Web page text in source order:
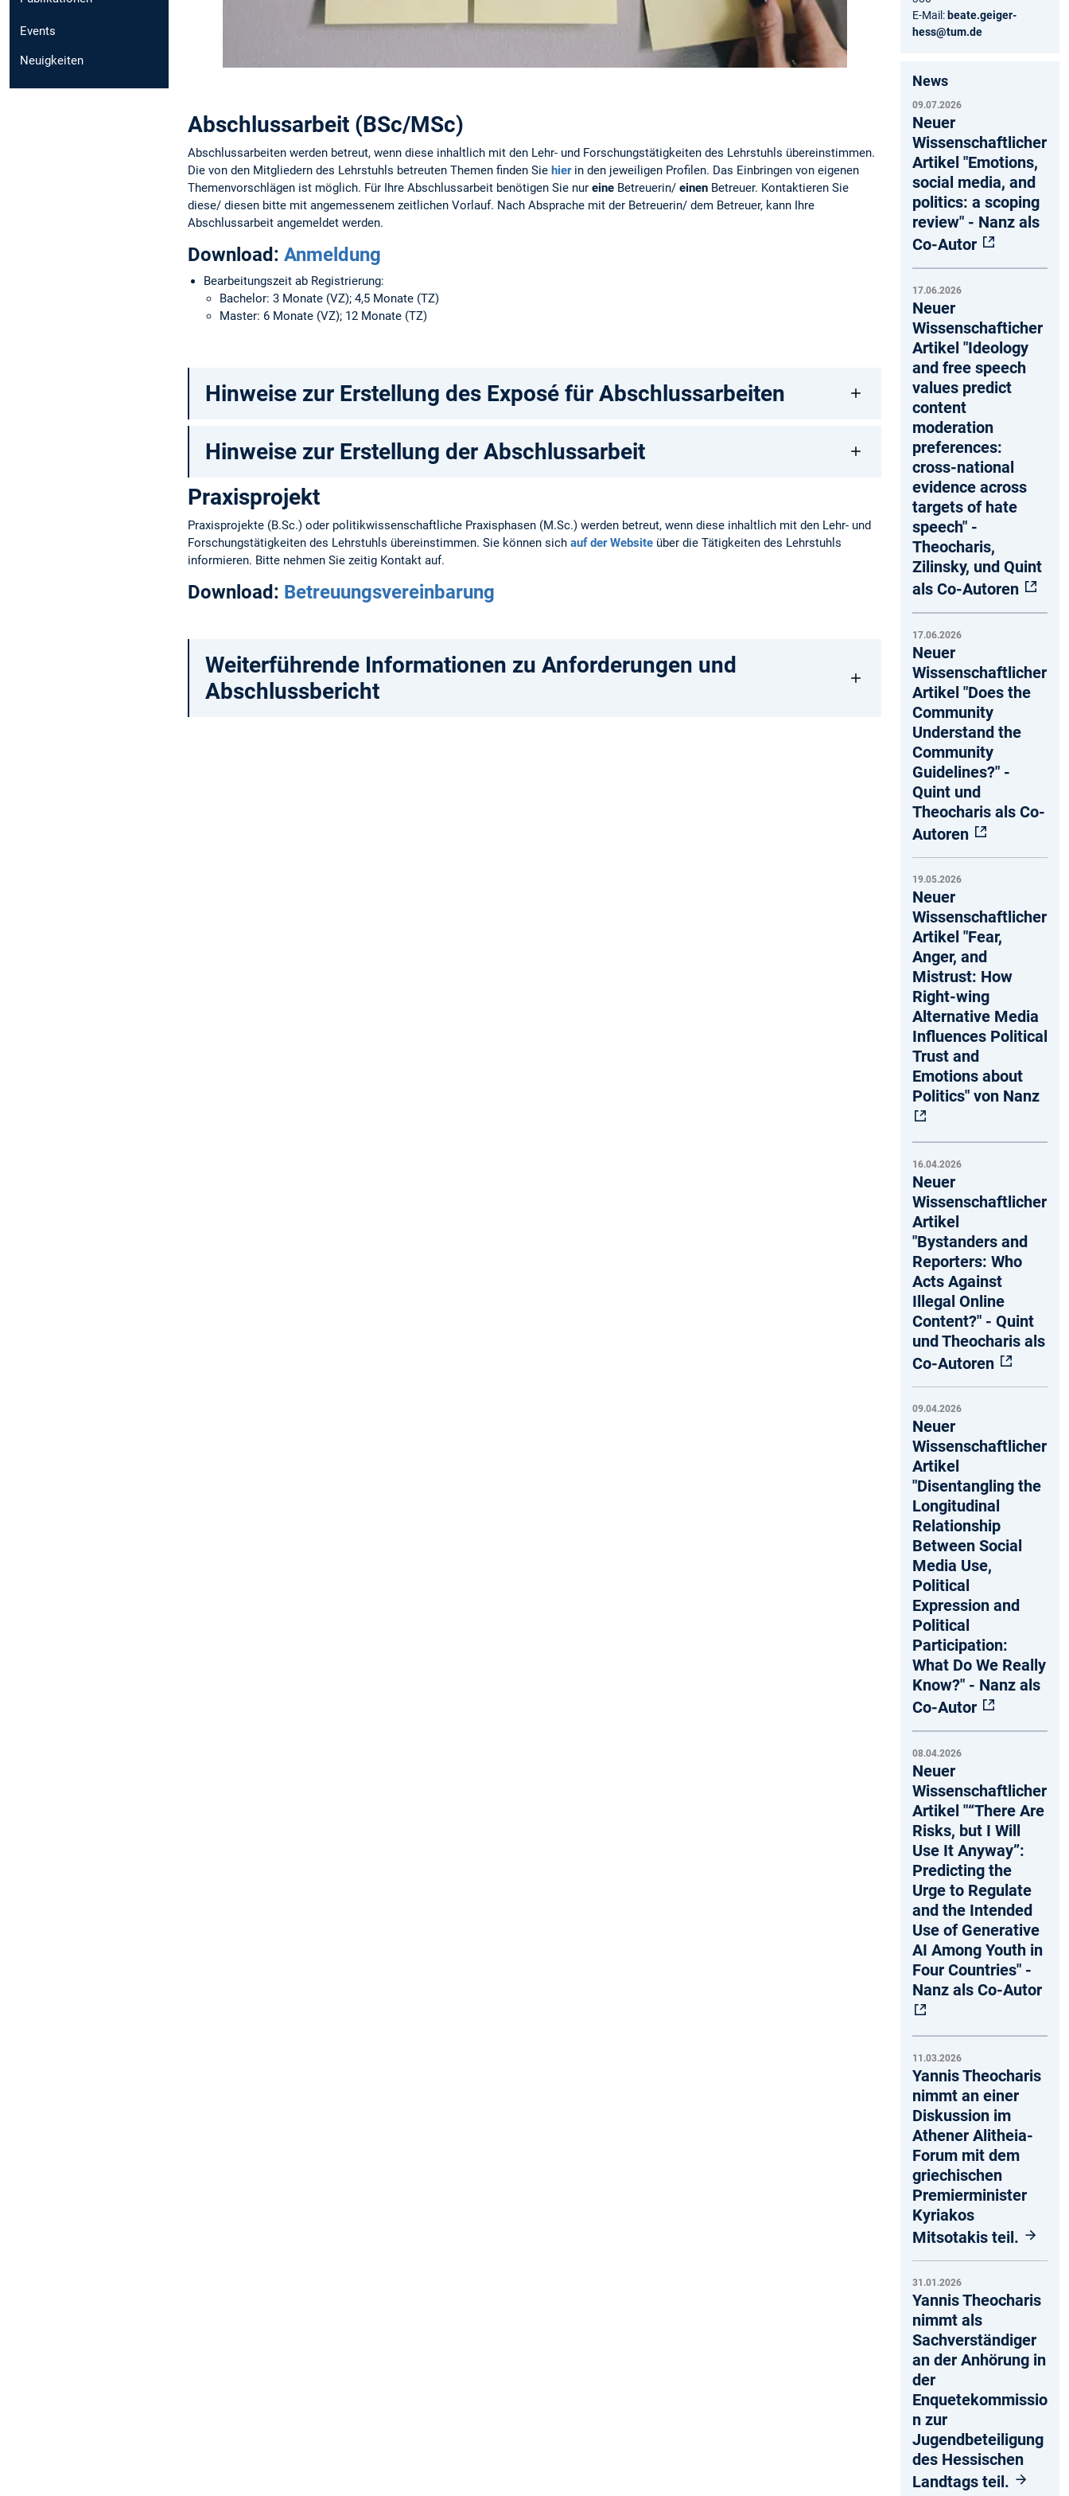
Events
Neuigkeiten
Abschlussarbeit (BSc/MSc)
Abschlussarbeiten werden betreut, wenn diese inhaltlich mit den Lehr- und Forschungstätigkeiten des Lehrstuhls übereinstimmen.
Die von den Mitgliedern des Lehrstuhls betreuten Themen finden Sie hierin den jeweiligen Profilen. Das Einbringen von eigenen
Themenvorschlägen ist möglich. Für Ihre Abschlussarbeit benötigen Sie nur eine Betreuerin/ einen Betreuer. Kontaktieren Sie
diese/ diesen bitte mit angemessenem zeitlichen Vorlauf. Nach Absprache mit der Betreuerin/ dem Betreuer, kann Ihre
Abschlussarbeit angemeldet werden.
Download: Anmeldung
Bearbeitungszeit ab Registrierung:
Bachelor: 3 Monate (VZ); 4,5 Monate (TZ)
Master: 6 Monate (VZ); 12 Monate (TZ)
Hinweise zur Erstellung des Exposé für Abschlussarbeiten
Hinweise zur Erstellung der Abschlussarbeit
Praxisprojekt
Praxisprojekte (B.Sc.) oder politikwissenschaftliche Praxisphasen (M.Sc.) werden betreut, wenn diese inhaltlich mit den Lehr- und
Forschungstätigkeiten des Lehrstuhls übereinstimmen. Sie können sich auf der Website über die Tätigkeiten des Lehrstuhls
informieren. Bitte nehmen Sie zeitig Kontakt auf.
Download: Betreuungsvereinbarung
Weiterführende Informationen zu Anforderungen und
Abschlussbericht
E-Mail: beate.geiger-
hess@tum.de
News
09.07.2026
Neuer
Wissenschaftlicher
Artikel "Emotions,
social media, and
politics: a scoping
review" - Nanz als
Co-Autor
17.06.2026
Neuer
Wissenschafticher
Artikel "Ideology
and free speech
values predict
content
moderation
preferences:
cross-national
evidence across
targets of hate
speech" -
Theocharis,
Zilinsky, und Quint
als Co-Autoren
17.06.2026
Neuer
Wissenschaftlicher
Artikel "Does the
Community
Understand the
Community
Guidelines?" -
Quint und
Theocharis als Co-
Autoren
19.05.2026
Neuer
Wissenschaftlicher
Artikel "Fear,
Anger, and
Mistrust: How
Right-wing
Alternative Media
Influences Political
Trust and
Emotions about
Politics" von Nanz
16.04.2026
Neuer
Wissenschaftlicher
Artikel
"Bystanders and
Reporters: Who
Acts Against
Illegal Online
Content?" - Quint
und Theocharis als
Co-Autoren
09.04.2026
Neuer
Wissenschaftlicher
Artikel
"Disentangling the
Longitudinal
Relationship
Between Social
Media Use,
Political
Expression and
Political
Participation:
What Do We Really
Know?" - Nanz als
Co-Autor
08.04.2026
Neuer
Wissenschaftlicher
Artikel "“There Are
Risks, but I Will
Use It Anyway”:
Predicting the
Urge to Regulate
and the Intended
Use of Generative
AI Among Youth in
Four Countries" -
Nanz als Co-Autor
11.03.2026
Yannis Theocharis
nimmt an einer
Diskussion im
Athener Alitheia-
Forum mit dem
griechischen
Premierminister
Kyriakos
Mitsotakis teil.
31.01.2026
Yannis Theocharis
nimmt als
Sachverständiger
an der Anhörung in
der
Enquetekommissio
n zur
Jugendbeteiligung
des Hessischen
Landtags teil.